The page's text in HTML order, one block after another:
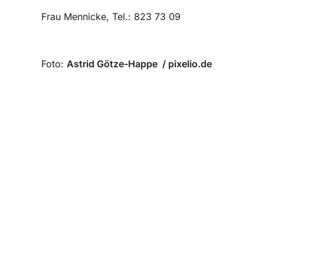
Frau Mennicke, Tel.: 823 73 09
Foto: Astrid Götze-Happe / pixelio.de